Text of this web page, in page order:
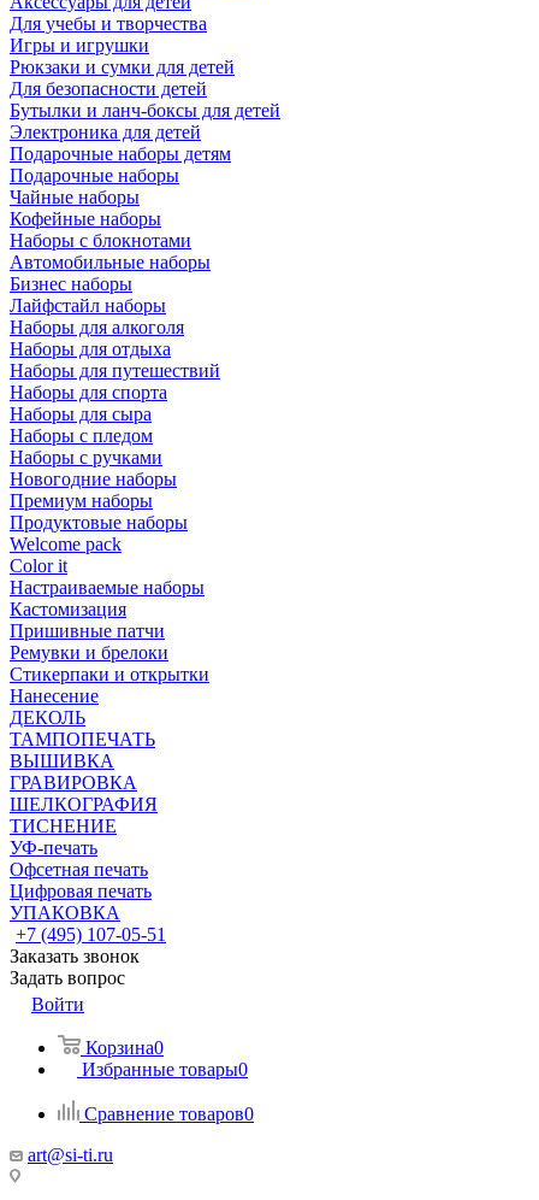
Для учебы и творчества
Игры и игрушки
Рюкзаки и сумки для детей
Для безопасности детей
Бутылки и ланч-боксы для детей
Электроника для детей
Подарочные наборы детям
Подарочные наборы
Чайные наборы
Кофейные наборы
Наборы с блокнотами
Автомобильные наборы
Бизнес наборы
Лайфстайл наборы
Наборы для алкоголя
Наборы для отдыха
Наборы для путешествий
Наборы для спорта
Наборы для сыра
Наборы с пледом
Наборы с ручками
Новогодние наборы
Премиум наборы
Продуктовые наборы
Welcome pack
Color it
Настраиваемые наборы
Кастомизация
Пришивные патчи
Ремувки и брелоки
Стикерпаки и открытки
Нанесение
ДЕКОЛЬ
ТАМПОПЕЧАТЬ
ВЫШИВКА
ГРАВИРОВКА
ШЕЛКОГРАФИЯ
ТИСНЕНИЕ
УФ-печать
Офсетная печать
Цифровая печать
УПАКОВКА
+7 (495) 107-05-51
Заказать звонок
Задать вопрос
Войти
Корзина0
Избранные товары0
Сравнение товаров0
art@si-ti.ru